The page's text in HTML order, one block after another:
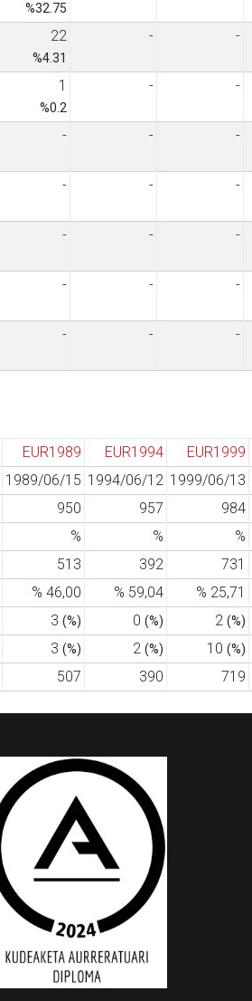
%32.75
22
%4.31
- -
1
%0.2
- -
- - -
- - -
- - -
- - -
- - -
EUR1989 EUR1994 EUR1999
1989/06/15 1994/06/12 1999/06/13
950 957 984
% % %
513 392 731
% 46,00 % 59,04 % 25,71
3 (%) 0 (%) 2 (%)
3 (%) 2 (%) 10 (%)
507 390 719